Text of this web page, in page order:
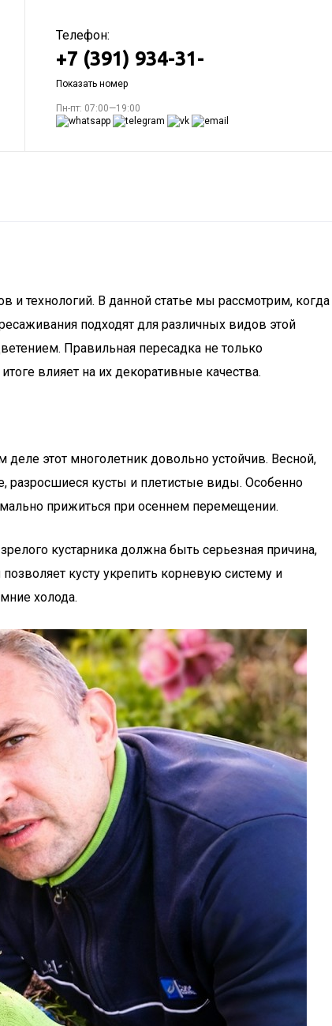
Телефон:
+7 (391) 934-31-
Показать номер
Пн-пт: 07:00—19:00
технологий. В данной статье мы рассмотрим, когда
подходят для различных видов этой
Правильная пересадка не только
влияет на их декоративные качества.
этот многолетник довольно устойчив. Весной,
разросшиеся кусты и плетистые виды. Особенно
прижиться при осеннем перемещении.
кустарника должна быть серьезная причина,
кусту укрепить корневую систему и
холода.